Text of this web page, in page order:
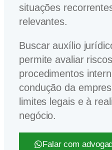
situações
relevantes.
Buscar auxílio
permite avaliar
procedimentos
condução da
limites legais e à
negócio.
Falar com